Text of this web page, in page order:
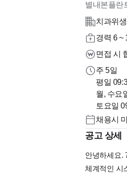
별내본플란
치과위
경력 6 ~
면접 시
주 5일
평일
월, 수요
토요일
채용시
공고 상세
안녕하세요.
체계적인 시